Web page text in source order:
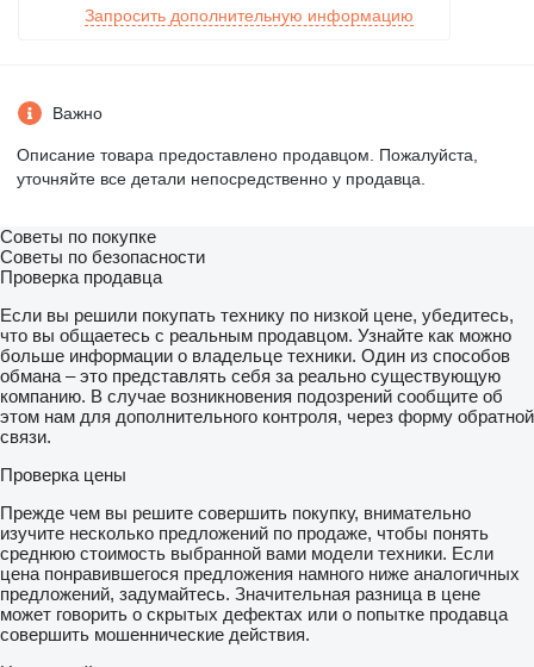
Запросить дополнительную информацию
Важно
Описание товара предоставлено продавцом. Пожалуйста,
уточняйте все детали непосредственно у продавца.
Советы по покупке
Советы по безопасности
Проверка продавца
Если вы решили покупать технику по низкой цене, убедитесь,
что вы общаетесь с реальным продавцом. Узнайте как можно
больше информации о владельце техники. Один из способов
обмана – это представлять себя за реально существующую
компанию. В случае возникновения подозрений сообщите об
этом нам для дополнительного контроля, через форму обратной
связи.
Проверка цены
Прежде чем вы решите совершить покупку, внимательно
изучите несколько предложений по продаже, чтобы понять
среднюю стоимость выбранной вами модели техники. Если
цена понравившегося предложения намного ниже аналогичных
предложений, задумайтесь. Значительная разница в цене
может говорить о скрытых дефектах или о попытке продавца
совершить мошеннические действия.